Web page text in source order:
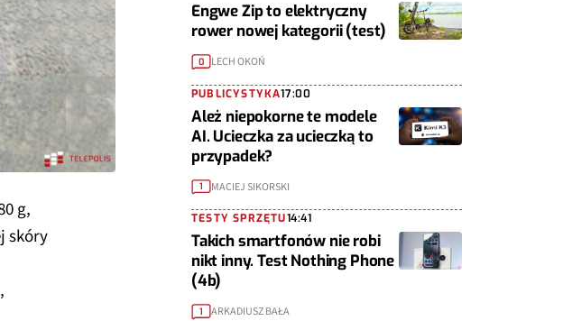
g,
skóry
Engwe Zip to elektryczny
rower nowej kategorii (test)
0 LECH OKOŃ
PUBLICYSTYKA17:00
Ależ niepokorne te modele
AI. Ucieczka za ucieczką to
przypadek?
1 MACIEJ SIKORSKI
TESTY SPRZĘTU14:41
Takich smartfonów nie robi
nikt inny. Test Nothing Phone
(4b)
1 ARKADIUSZ BAŁA